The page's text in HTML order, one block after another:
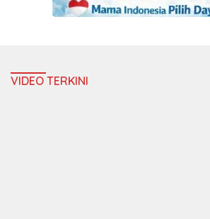
VIDEO TERKINI